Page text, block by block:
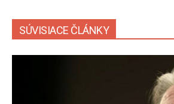
SÚVISIACE ČLÁNKY